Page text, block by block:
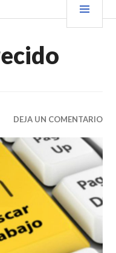
DEJA UN COMENTARIO